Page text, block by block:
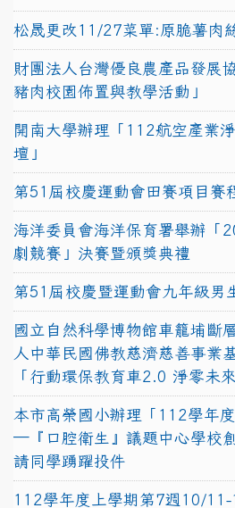
松晟更改11/27菜單:原脆薯肉
財團法人台灣優良農產品發展
豬肉校園佈置與教學活動」
開南大學辦理「112航空產業
壇」
第51屆校慶運動會田賽項目賽
海洋委員會海洋保育署舉辦「
劇競賽」決賽暨頒獎典禮
第51屆校慶暨運動會九年級男
國立自然科學博物館車籠埔斷
人中華民國佛教慈濟慈善事業
「行動環保教育車2.0 淨零未
本市高榮國小辦理「112學年
─『口腔衛生』議題中心學校
請同學踴躍投件
112學年度上學期第7週10/